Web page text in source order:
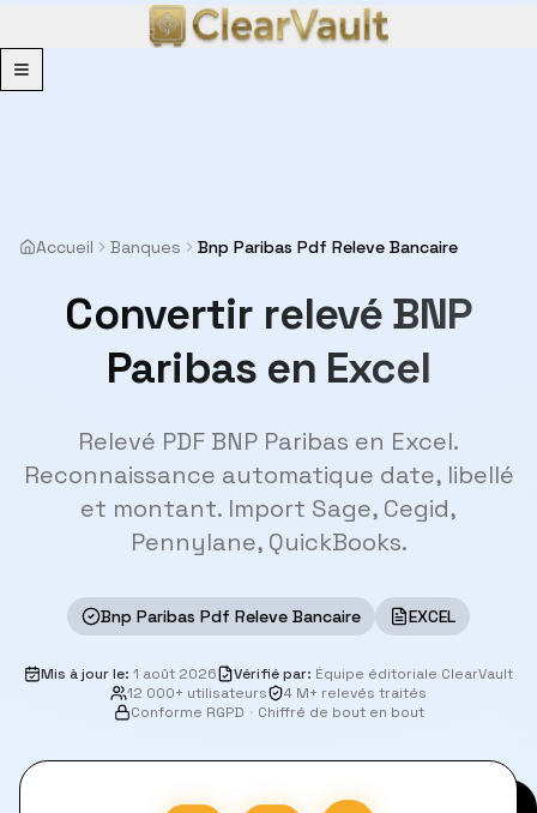
Menu
Accueil Banques Bnp Paribas Pdf Releve Bancaire
Convertir relevé BNP
Paribas en Excel
Relevé PDF BNP Paribas en Excel.
Reconnaissance automatique date, libellé
et montant. Import Sage, Cegid,
Pennylane, QuickBooks.
Bnp Paribas Pdf Releve Bancaire EXCEL
Mis à jour le: 1 août 2026 Vérifié par: Équipe éditoriale ClearVault
12 000+ utilisateurs
4 M+ relevés traités
Conforme RGPD · Chiffré de bout en bout